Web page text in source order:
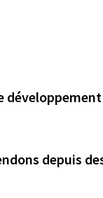
depuis